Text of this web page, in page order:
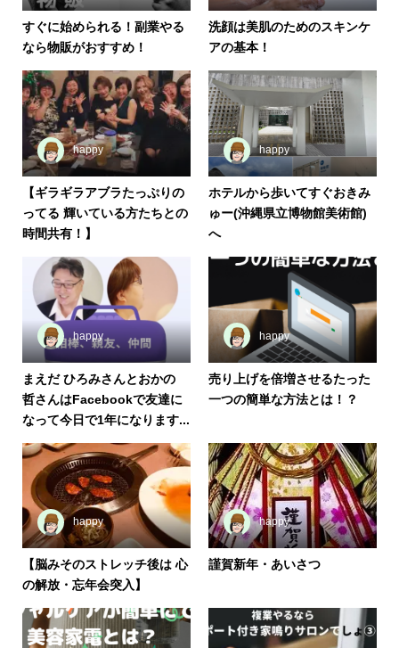
すぐに始められる！副業やる
なら物販がおすすめ！
洗顔は美肌のためのスキンケ
アの基本！
happy
【ギラギラアブラたっぷりの
ってる 輝いている方たちとの
時間共有！】
happy
ホテルから歩いてすぐおきみ
ゅー(沖縄県立博物館美術館)
へ
happy
まえだ ひろみさんとおかの
哲さんはFacebookで友達に
なって今日で1年になります...
happy
売り上げを倍増させるたった
一つの簡単な方法とは！？
happy
【脳みそのストレッチ後は 心
の解放・忘年会突入】
happy
謹賀新年・あいさつ